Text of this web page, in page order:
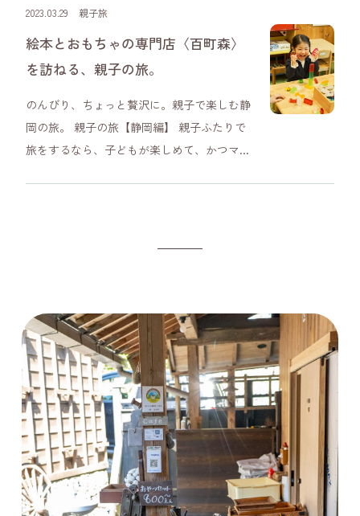
2023.03.29 親子旅
絵本とおもちゃの専門店〈百町森〉
を訪ねる、親子の旅。
のんびり、ちょっと贅沢に。親子で楽しむ静
岡の旅。 親子の旅【静岡編】 親子ふたりで
旅をするなら、子どもが楽しめて、かつマ...